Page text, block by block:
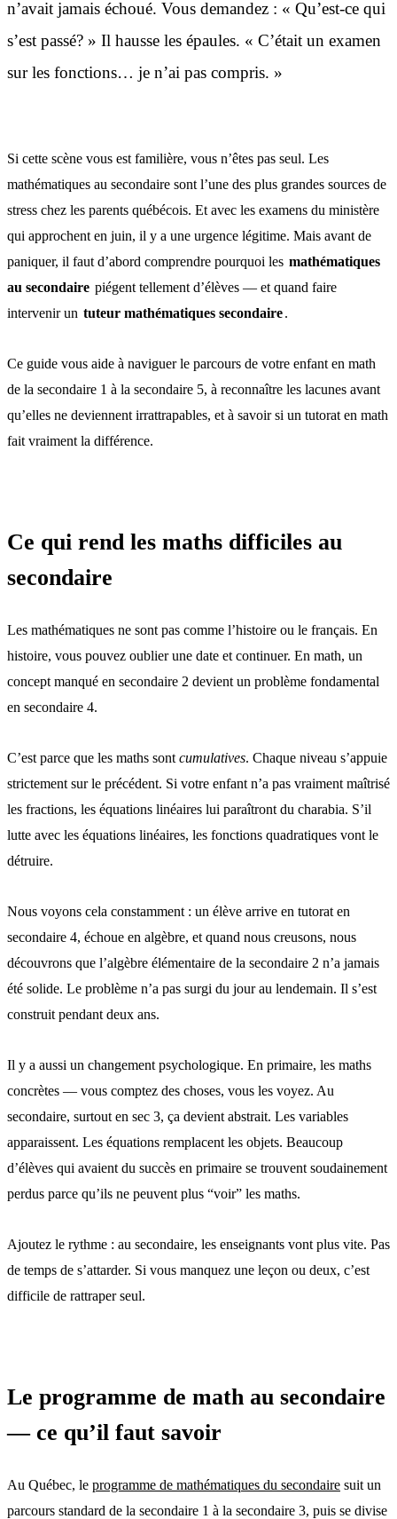
n’avait jamais échoué. Vous demandez : « Qu’est-ce qui
s’est passé? » Il hausse les épaules. « C’était un examen
sur les fonctions… je n’ai pas compris. »
Si cette scène vous est familière, vous n’êtes pas seul. Les
mathématiques au secondaire sont l’une des plus grandes sources de
stress chez les parents québécois. Et avec les examens du ministère
qui approchent en juin, il y a une urgence légitime. Mais avant de
paniquer, il faut d’abord comprendre pourquoi les mathématiques
au secondaire piégent tellement d’élèves — et quand faire
intervenir un tuteur mathématiques secondaire.
Ce guide vous aide à naviguer le parcours de votre enfant en math
de la secondaire 1 à la secondaire 5, à reconnaître les lacunes avant
qu’elles ne deviennent irrattrapables, et à savoir si un tutorat en math
fait vraiment la différence.
Ce qui rend les maths difficiles au
secondaire
Les mathématiques ne sont pas comme l’histoire ou le français. En
histoire, vous pouvez oublier une date et continuer. En math, un
concept manqué en secondaire 2 devient un problème fondamental
en secondaire 4.
C’est parce que les maths sont cumulatives. Chaque niveau s’appuie
strictement sur le précédent. Si votre enfant n’a pas vraiment maîtrisé
les fractions, les équations linéaires lui paraîtront du charabia. S’il
lutte avec les équations linéaires, les fonctions quadratiques vont le
détruire.
Nous voyons cela constamment : un élève arrive en tutorat en
secondaire 4, échoue en algèbre, et quand nous creusons, nous
découvrons que l’algèbre élémentaire de la secondaire 2 n’a jamais
été solide. Le problème n’a pas surgi du jour au lendemain. Il s’est
construit pendant deux ans.
Il y a aussi un changement psychologique. En primaire, les maths
concrètes — vous comptez des choses, vous les voyez. Au
secondaire, surtout en sec 3, ça devient abstrait. Les variables
apparaissent. Les équations remplacent les objets. Beaucoup
d’élèves qui avaient du succès en primaire se trouvent soudainement
perdus parce qu’ils ne peuvent plus “voir” les maths.
Ajoutez le rythme : au secondaire, les enseignants vont plus vite. Pas
de temps de s’attarder. Si vous manquez une leçon ou deux, c’est
difficile de rattraper seul.
Le programme de math au secondaire
— ce qu’il faut savoir
Au Québec, le programme de mathématiques du secondaire suit un
parcours standard de la secondaire 1 à la secondaire 3, puis se divise